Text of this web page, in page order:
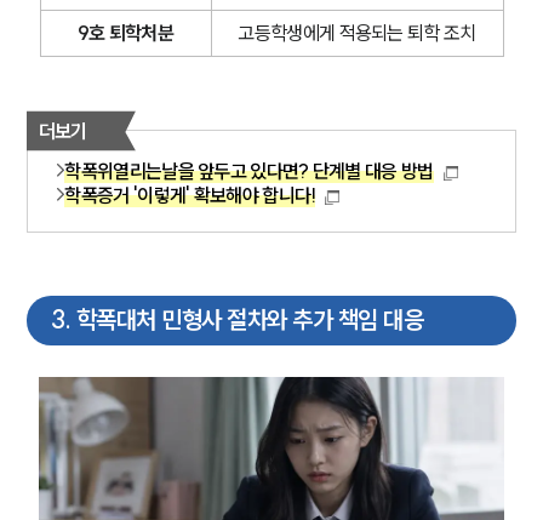
9호 퇴학처분
고등학생에게 적용되는 퇴학 조치
더보기
학폭위열리는날을 앞두고 있다면? 단계별 대응 방법
학폭증거 '이렇게' 확보해야 합니다!
3. 학폭대처 민형사 절차와 추가 책임 대응